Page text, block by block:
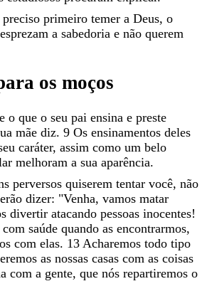
preciso primeiro temer a Deus, o
a sabedoria e não querem
os moços
o que o seu pai ensina e preste
mãe diz. 9 Os ensinamentos deles
caráter, assim como um belo
melhoram a sua aparência.
perversos quiserem tentar você, não
dizer: "Venha, vamos matar
divertir atacando pessoas inocentes!
com saúde quando as encontrarmos,
com elas. 13 Acharemos todo tipo
as nossas casas com as coisas
com a gente, que nós repartiremos o